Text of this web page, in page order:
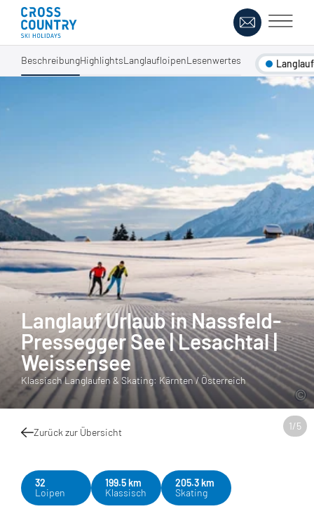
BeschreibungHighlightsLanglaufloipenLesenwertes
1/5
Langlauf Urlaub in Nassfeld-
Pressegger See | Lesachtal |
Weissensee
Klassisch Langlaufen & Skating: Kärnten / Österreich
Zurück zur Übersicht
32
Loipen
199.5 km
Klassisch
205.3 km
Skating